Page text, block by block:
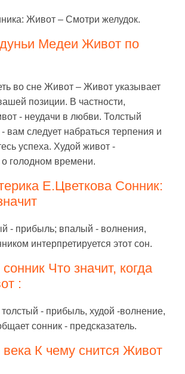
Живот – Смотри желудок.
Медеи Живот по
во сне Живот – Живот указывает
позиции. В частности,
- неудачи в любви. Толстый
вам следует набраться терпения и
успеха. Худой живот -
голодном времени.
Е.Цветкова Сонник:
- прибыль; впалый - волнения,
интерпретируется этот сон.
Что значит, когда
:
- прибыль, худой -волнение,
сонник - предсказатель.
К чему снится Живот